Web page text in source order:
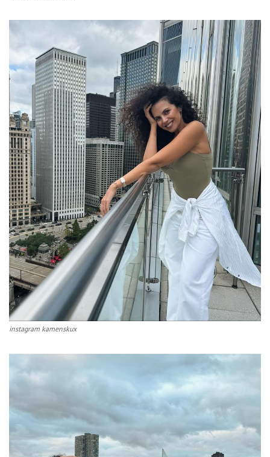
instagram kamenskux